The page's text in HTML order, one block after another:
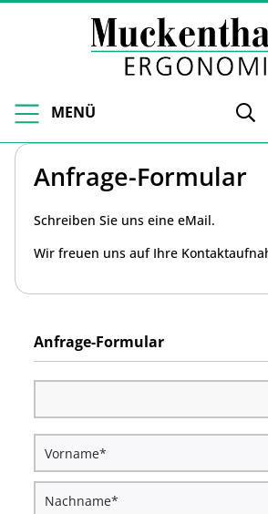
MENÜ
Anfrage-Formular
Schreiben Sie uns eine eMail.
Wir freuen uns auf Ihre
Anfrage-Formular